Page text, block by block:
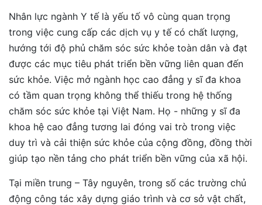
Nhân lực ngành Y tế là yếu tố vô cùng quan trọng
trong việc cung cấp các dịch vụ y tế có chất lượng,
hướng tới độ phủ chăm sóc sức khỏe toàn dân và đạt
được các mục tiêu phát triển bền vững liên quan đến
sức khỏe. Việc mở ngành học cao đẳng y sĩ đa khoa
có tầm quan trọng không thể thiếu trong hệ thống
chăm sóc sức khỏe tại Việt Nam. Họ - những y sĩ đa
khoa hệ cao đẳng tương lai đóng vai trò trong việc
duy trì và cải thiện sức khỏe của cộng đồng, đồng thời
giúp tạo nền tảng cho phát triển bền vững của xã hội.
Tại miền trung – Tây nguyên, trong số các trường chủ
động công tác xây dựng giáo trình và cơ sở vật chất,